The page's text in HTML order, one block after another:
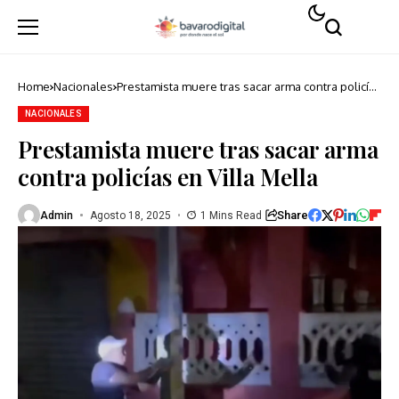
Home Nacionales Prestamista muere tras sacar arma contra policías
NACIONALES
Prestamista muere tras sacar arma
contra policías en Villa Mella
Admin Agosto 18, 2025 1 Mins Read Share